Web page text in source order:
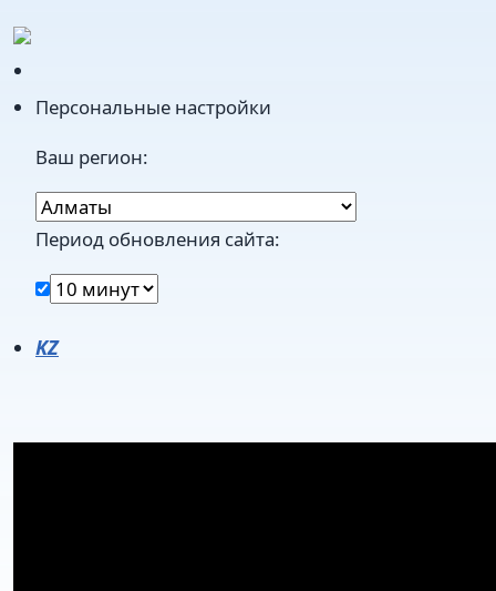
Персональные настройки
Ваш регион:
Период обновления сайта:
KZ